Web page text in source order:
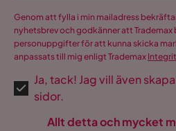
Genom att fylla i min mailadress
nyhetsbrev och godkänner att Trademax
personuppgifter för att kunna skicka
anpassats till mig enligt Trademax
Ja, tack! Jag vill även
sidor.
Allt detta och mycket